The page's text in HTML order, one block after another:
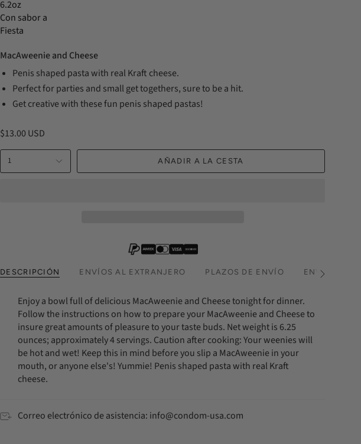
6.2oz
Con sabor a
Fiesta
MacAweenie and Cheese
Penis shaped pasta with real Kraft cheese.
Perfect for parties and small get togethers, sure to be a hit.
Get creative with these fun penis shaped pastas!
$13.00 USD
1 AÑADIR A LA CESTA
DESCRIPCIÓN ENVÍOS AL EXTRANJERO PLAZOS DE ENVÍO ENVÍO
Ver
Enjoy a bowl full of delicious MacAweenie and Cheese tonight for dinner.
Follow the instructions on how to prepare your MacAweenie and Cheese to
insure great amounts of pleasure to your taste buds. Net weight is 6.25
ounces; approximately 4 servings. Caution after cooking: Your weenies will
be hot and wet! Keep this in mind before you slip a MacAweenie in your
mouth, or anyone else's! Yummie! Penis shaped pasta with real Kraft
cheese.
Correo electrónico de asistencia: info@condom-usa.com